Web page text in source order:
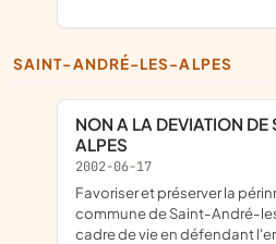
SAINT-ANDRÉ-LES-ALPES
NON A LA DEVIATION DE SAINT-ANDRE-LES-
ALPES
2002-06-17
favoriser et préserver la périnnité de l'emploi sur la
commune de Saint-André-
cadre de vie en défendant